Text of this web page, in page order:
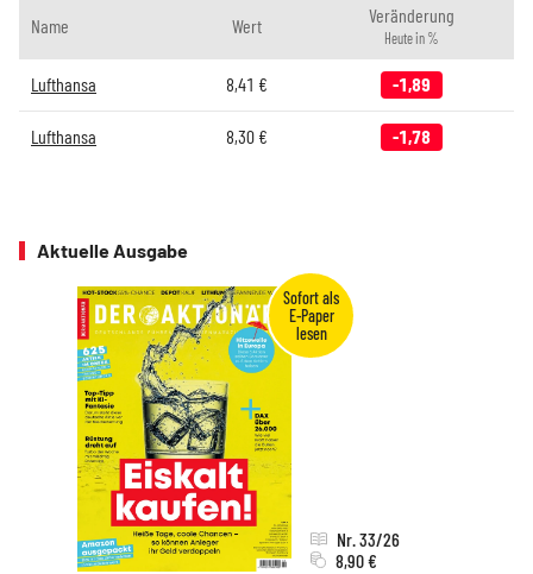
Name Wert Veränderung
Heute in %
Lufthansa 8,41 € -1,89
Lufthansa 8,30 € -1,78
Aktuelle Ausgabe
Nr. 33/26
8,90 €